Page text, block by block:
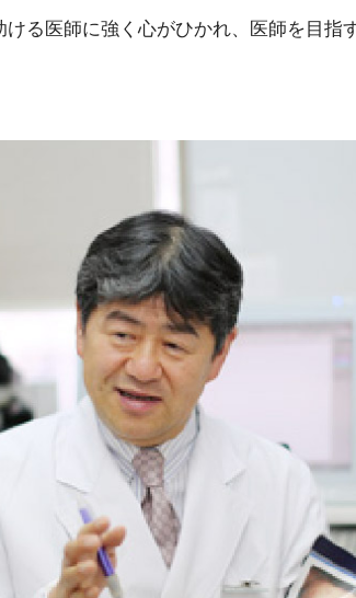
る医師に強く心がひかれ、医師を目指